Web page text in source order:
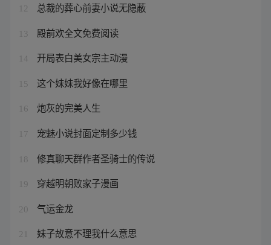
12 总裁的葬心前妻小说无隐蔽
13 殿前欢全文免费阅读
14 开局表白美女宗主动漫
15 这个妹妹我好像在哪里
16 炮灰的完美人生
17 宠魅小说封面定制多少钱
18 修真聊天群作者圣骑士的传说
19 穿越明朝败家子漫画
20 气运金龙
21 妹子故意不理我什么意思